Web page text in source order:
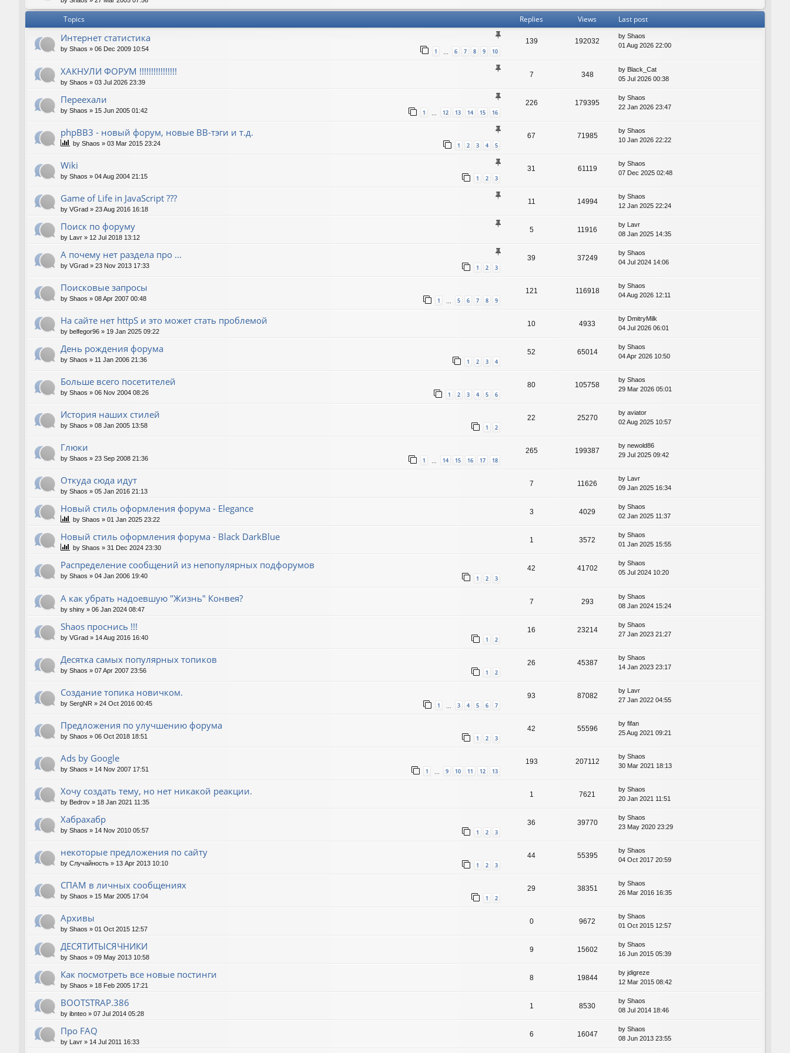
Topics Replies Views Last post
Интернет статистика
by Shaos » 06 Dec 2009 10:54 1 6 7 8 9 10
139 192032
by Shaos
01 Aug 2026 22:00
ХАКНУЛИ ФОРУМ !!!!!!!!!!!!!!!!
by Shaos » 03 Jul 2026 23:39
7 348
by Black_Cat
05 Jul 2026 00:38
Переехали
by Shaos » 15 Jun 2005 01:42 1 12 13 14 15 16
226 179395
by Shaos
22 Jan 2026 23:47
phpBB3 - новый форум, новые BB-тэги и т.д.
by Shaos » 03 Mar 2015 23:24 1 2 3 4 5
67 71985
by Shaos
10 Jan 2026 22:22
Wiki
by Shaos » 04 Aug 2004 21:15 1 2 3
31 61119
by Shaos
07 Dec 2025 02:48
Game of Life in JavaScript ???
by VGrad » 23 Aug 2016 16:18
11 14994
by Shaos
12 Jan 2025 22:24
Поиск по форуму
by Lavr » 12 Jul 2018 13:12
5 11916
by Lavr
08 Jan 2025 14:35
А почему нет раздела про ...
by VGrad » 23 Nov 2013 17:33 1 2 3
39 37249
by Shaos
04 Jul 2024 14:06
Поисковые запросы
by Shaos » 08 Apr 2007 00:48 1 … 5 6 7 8 9
121 116918
by Shaos
04 Aug 2026 12:11
На сайте нет httpS и это может стать проблемой
by belfegor96 » 19 Jan 2025 09:22
10 4933
by DmitryMilk
04 Jul 2026 06:01
День рождения форума
by Shaos » 11 Jan 2006 21:36 1 2 3 4
52 65014
by Shaos
04 Apr 2026 10:50
Больше всего посетителей
by Shaos » 06 Nov 2004 08:26 1 2 3 4 5 6
80 105758
by Shaos
29 Mar 2026 05:01
История наших стилей
by Shaos » 08 Jan 2005 13:58 1 2
22 25270
by aviator
02 Aug 2025 10:57
Глюки
by Shaos » 23 Sep 2008 21:36 1 … 14 15 16 17 18
265 199387
by newold86
29 Jul 2025 09:42
Откуда сюда идут
by Shaos » 05 Jan 2016 21:13
7 11626
by Lavr
09 Jan 2025 16:34
Новый стиль оформления форума - Elegance
by Shaos » 01 Jan 2025 23:22
3 4029
by Shaos
02 Jan 2025 11:37
Новый стиль оформления форума - Black DarkBlue
by Shaos » 31 Dec 2024 23:30
1 3572
by Shaos
01 Jan 2025 15:55
Распределение сообщений из непопулярных подфорумов
by Shaos » 04 Jan 2006 19:40 1 2 3
42 41702
by Shaos
05 Jul 2024 10:20
А как убрать надоевшую "Жизнь" Конвея?
by shiny » 06 Jan 2024 08:47
7 293
by Shaos
08 Jan 2024 15:24
Shaos проснись !!!
by VGrad » 14 Aug 2016 16:40 1 2
16 23214
by Shaos
27 Jan 2023 21:27
Десятка самых популярных топиков
by Shaos » 07 Apr 2007 23:56 1 2
26 45387
by Shaos
14 Jan 2023 23:17
Создание топика новичком.
by SergNR » 24 Oct 2016 00:45 1 3 4 5 6 7
93 87082
by Lavr
27 Jan 2022 04:55
Предложения по улучшению форума
by Shaos » 06 Oct 2018 18:51 1 2 3
42 55596
by fifan
25 Aug 2021 09:21
Ads by Google
by Shaos » 14 Nov 2007 17:51 1 9 10 11 12 13
193 207112
by Shaos
30 Mar 2021 18:13
Хочу создать тему, но нет никакой реакции.
by Bedrov » 18 Jan 2021 11:35
1 7621
by Shaos
20 Jan 2021 11:51
Хабрахабр
by Shaos » 14 Nov 2010 05:57 1 2 3
36 39770
by Shaos
23 May 2020 23:29
некоторые предложения по сайту
by Случайность » 13 Apr 2013 10:10 1 2 3
44 55395
by Shaos
04 Oct 2017 20:59
СПАМ в личных сообщениях
by Shaos » 15 Mar 2005 17:04 1 2
29 38351
by Shaos
26 Mar 2016 16:35
Архивы
by Shaos » 01 Oct 2015 12:57
0 9672
by Shaos
01 Oct 2015 12:57
ДЕСЯТИТЫСЯЧНИКИ
by Shaos » 09 May 2013 10:58
9 15602
by Shaos
16 Jun 2015 05:39
Как посмотреть все новые постинги
by Shaos » 18 Feb 2005 17:21
8 19844
by jdigreze
12 Mar 2015 08:42
BOOTSTRAP.386
by ibnteo » 07 Jul 2014 05:28
1 8530
by Shaos
08 Jul 2014 18:46
Про FAQ
by Lavr » 14 Jul 2011 16:33
6 16047
by Shaos
08 Jun 2013 23:55